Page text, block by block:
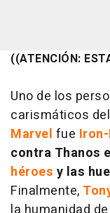
((ATENCIÓN:
Uno de los
carismáticos del
Marvel fue
contra Thanos
héroes y las
Finalmente,